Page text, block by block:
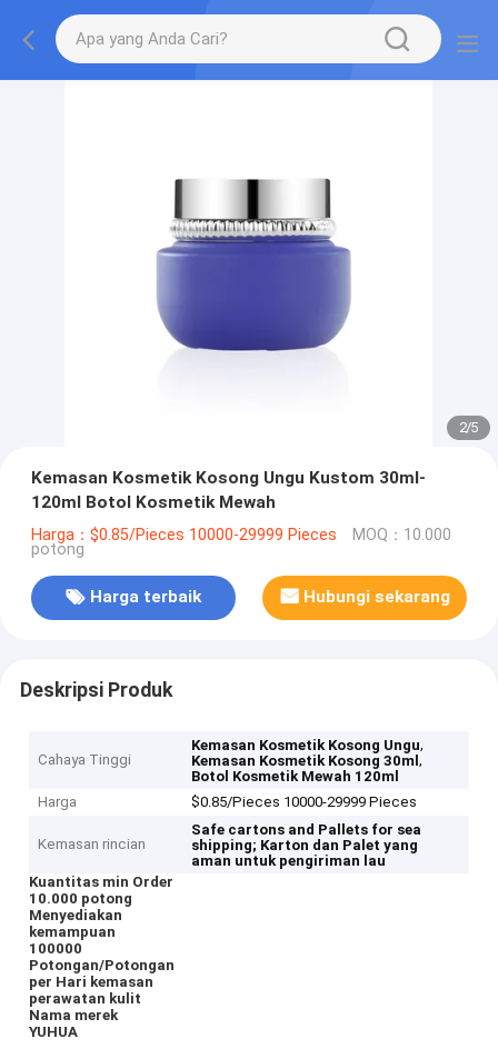
2/5
Kemasan Kosmetik Kosong Ungu Kustom 30ml-
120ml Botol Kosmetik Mewah
Harga：$0.85/Pieces 10000-29999 Pieces MOQ：10.000
potong
Harga terbaik Hubungi sekarang
Deskripsi Produk
Cahaya Tinggi
Kemasan Kosmetik Kosong Ungu,
Kemasan Kosmetik Kosong 30ml,
Botol Kosmetik Mewah 120ml
Harga
$0.85/Pieces 10000-29999 Pieces
Kemasan rincian
Safe cartons and Pallets for sea
shipping; Karton dan Palet yang
aman untuk pengiriman lau
Kuantitas min Order
10.000 potong
Menyediakan
kemampuan
100000
Potongan/Potongan
per Hari kemasan
perawatan kulit
Nama merek
YUHUA